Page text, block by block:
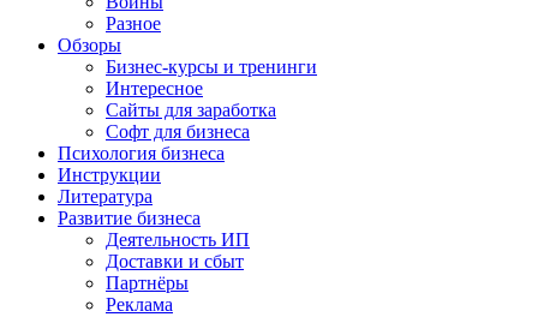
Разное
Обзоры
Бизнес-курсы и тренинги
Интересное
Сайты для заработка
Софт для бизнеса
Психология бизнеса
Инструкции
Литература
Развитие бизнеса
Деятельность ИП
Доставки и сбыт
Партнёры
Реклама